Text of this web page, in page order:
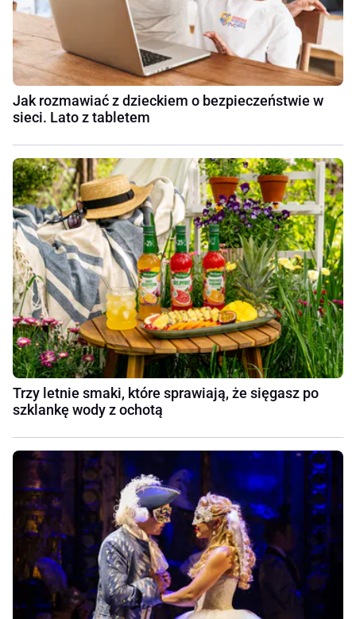
Jak rozmawiać z dzieckiem o bezpieczeństwie w
sieci. Lato z tabletem
Trzy letnie smaki, które sprawiają, że sięgasz po
szklankę wody z ochotą